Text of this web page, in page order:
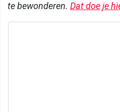
te bewonderen. Dat doe je